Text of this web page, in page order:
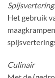
Het gebruik
Culinair